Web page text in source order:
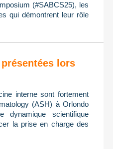
(#SABCS25), les
qui démontrent leur rôle
lors
interne sont fortement
(ASH) à Orlondo
dynamique scientifique
la prise en charge des